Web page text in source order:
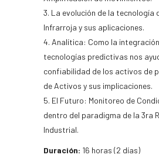
3. La evolución de la tecnología
Infrarroja y sus aplicaciones.
4. Analítica: Como la
tecnologías predictivas nos
confiabilidad de los activos de
de Activos y sus implicaciones.
5. El Futuro: Monitoreo de
dentro del paradigma de la 3ra
Industrial.
Duración: 16 horas (2 días)